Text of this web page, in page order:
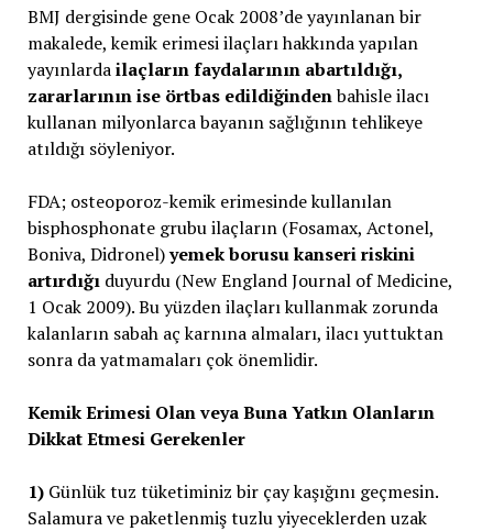
BMJ dergisinde gene Ocak 2008’de yayınlanan bir
makalede, kemik erimesi ilaçları hakkında yapılan
yayınlardailaçların faydalarının abartıldığı,
zararlarının ise örtbas edildiğindenbahisle ilacı
kullanan milyonlarca bayanın sağlığının tehlikeye
atıldığı söyleniyor.
FDA; osteoporoz-kemik erimesinde kullanılan
bisphosphonate grubu ilaçların (Fosamax, Actonel,
Boniva, Didronel)yemek borusu kanseri riskini
artırdığıduyurdu (New England Journal of Medicine,
1 Ocak 2009). Bu yüzden ilaçları kullanmak zorunda
kalanların sabah aç karnına almaları, ilacı yuttuktan
sonra da yatmamaları çok önemlidir.
Kemik Erimesi Olan veya Buna Yatkın Olanların
Dikkat Etmesi Gerekenler
1)Günlük tuz tüketiminiz bir çay kaşığını geçmesin.
Salamura ve paketlenmiş tuzlu yiyeceklerden uzak